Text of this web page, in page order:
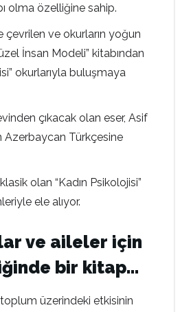
olma özelliğine sahip.
çevrilen ve okurların yoğun
İnsan Modeli” kitabından
okurlarıyla buluşmaya
çıkacak olan eser, Asif
Azerbaycan Türkçesine
olan “Kadın Psikolojisi”
ele alıyor.
ve aileler için
bir kitap…
üzerindeki etkisinin